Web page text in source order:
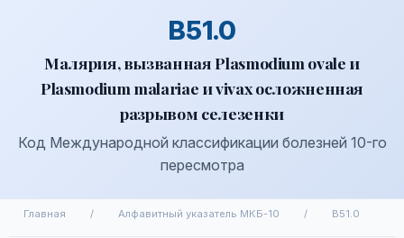
B51.0
Малярия, вызванная Plasmodium ovale и
Plasmodium malariae и vivax осложненная
разрывом селезенки
Код Международной классификации болезней 10-го
пересмотра
Главная / Алфавитный указатель МКБ-10 / B51.0